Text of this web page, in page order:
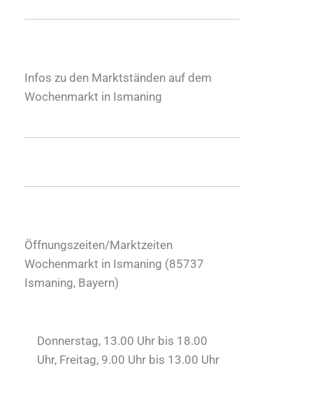
Infos zu den Marktständen auf dem
Wochenmarkt in Ismaning
Öffnungszeiten/Marktzeiten
Wochenmarkt in Ismaning (85737
Ismaning, Bayern)
Donnerstag, 13.00 Uhr bis 18.00
Uhr, Freitag, 9.00 Uhr bis 13.00 Uhr